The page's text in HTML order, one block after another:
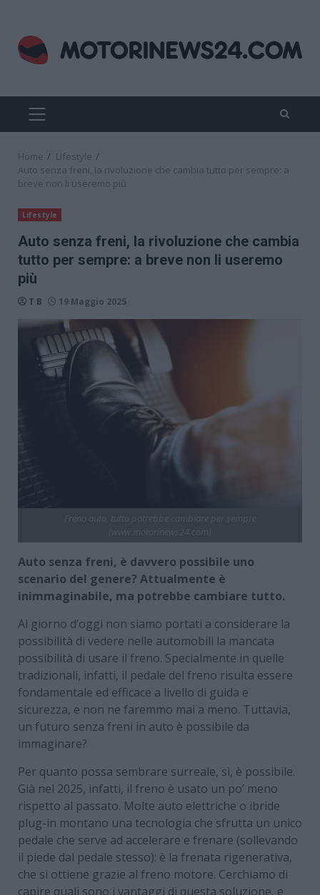
content
PRIMARY
MENU
Home
Lifestyle
Auto senza freni, la rivoluzione che cambia tutto per sempre: a
breve non li useremo più
Lifestyle
Auto senza freni, la rivoluzione che cambia
tutto per sempre: a breve non li useremo
più
T B 19 Maggio 2025
Auto senza freni, è davvero possibile uno
scenario del genere? Attualmente è
inimmaginabile, ma potrebbe cambiare tutto.
Al giorno d’oggi non siamo portati a considerare la
possibilità di vedere nelle automobili la mancata
possibilità di usare il freno. Specialmente in quelle
tradizionali, infatti, il pedale del freno risulta essere
fondamentale ed efficace a livello di guida e
sicurezza, e non ne faremmo mai a meno. Tuttavia,
un futuro senza freni in auto è possibile da
immaginare?
Per quanto possa sembrare surreale, sì, è possibile.
Già nel 2025, infatti, il freno è usato un po’ meno
rispetto al passato. Molte auto elettriche o ibride
plug-in montano una tecnologia che sfrutta un unico
pedale che serve ad accelerare e frenare (sollevando
il piede dal pedale stesso): è la frenata rigenerativa,
che si ottiene grazie al freno motore. Cerchiamo di
capire quali sono i vantaggi di questa soluzione, e